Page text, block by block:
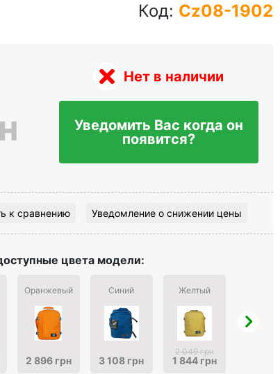
Код: Cz08-1902
Нет в наличии
Уведомить Вас когда он
появится?
к сравнению Уведомление о снижении цены
цвета модели:
Оранжевый
2 896 грн
Синий
3 108 грн
Желтый
2 049 грн
1 844 грн